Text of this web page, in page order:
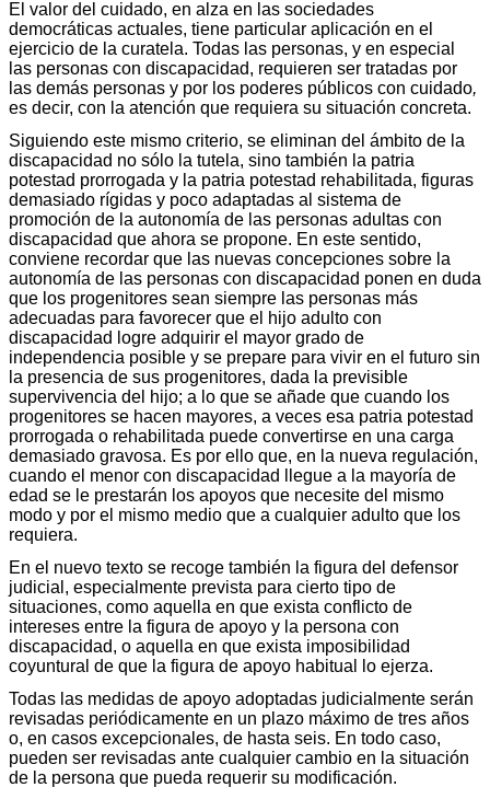
El valor del cuidado, en alza en las sociedades
democráticas actuales, tiene particular aplicación en el
ejercicio de la curatela. Todas las personas, y en especial
las personas con discapacidad, requieren ser tratadas por
las demás personas y por los poderes públicos con cuidado,
es decir, con la atención que requiera su situación concreta.
Siguiendo este mismo criterio, se eliminan del ámbito de la
discapacidad no sólo la tutela, sino también la patria
potestad prorrogada y la patria potestad rehabilitada, figuras
demasiado rígidas y poco adaptadas al sistema de
promoción de la autonomía de las personas adultas con
discapacidad que ahora se propone. En este sentido,
conviene recordar que las nuevas concepciones sobre la
autonomía de las personas con discapacidad ponen en duda
que los progenitores sean siempre las personas más
adecuadas para favorecer que el hijo adulto con
discapacidad logre adquirir el mayor grado de
independencia posible y se prepare para vivir en el futuro sin
la presencia de sus progenitores, dada la previsible
supervivencia del hijo; a lo que se añade que cuando los
progenitores se hacen mayores, a veces esa patria potestad
prorrogada o rehabilitada puede convertirse en una carga
demasiado gravosa. Es por ello que, en la nueva regulación,
cuando el menor con discapacidad llegue a la mayoría de
edad se le prestarán los apoyos que necesite del mismo
modo y por el mismo medio que a cualquier adulto que los
requiera.
En el nuevo texto se recoge también la figura del defensor
judicial, especialmente prevista para cierto tipo de
situaciones, como aquella en que exista conflicto de
intereses entre la figura de apoyo y la persona con
discapacidad, o aquella en que exista imposibilidad
coyuntural de que la figura de apoyo habitual lo ejerza.
Todas las medidas de apoyo adoptadas judicialmente serán
revisadas periódicamente en un plazo máximo de tres años
o, en casos excepcionales, de hasta seis. En todo caso,
pueden ser revisadas ante cualquier cambio en la situación
de la persona que pueda requerir su modificación.